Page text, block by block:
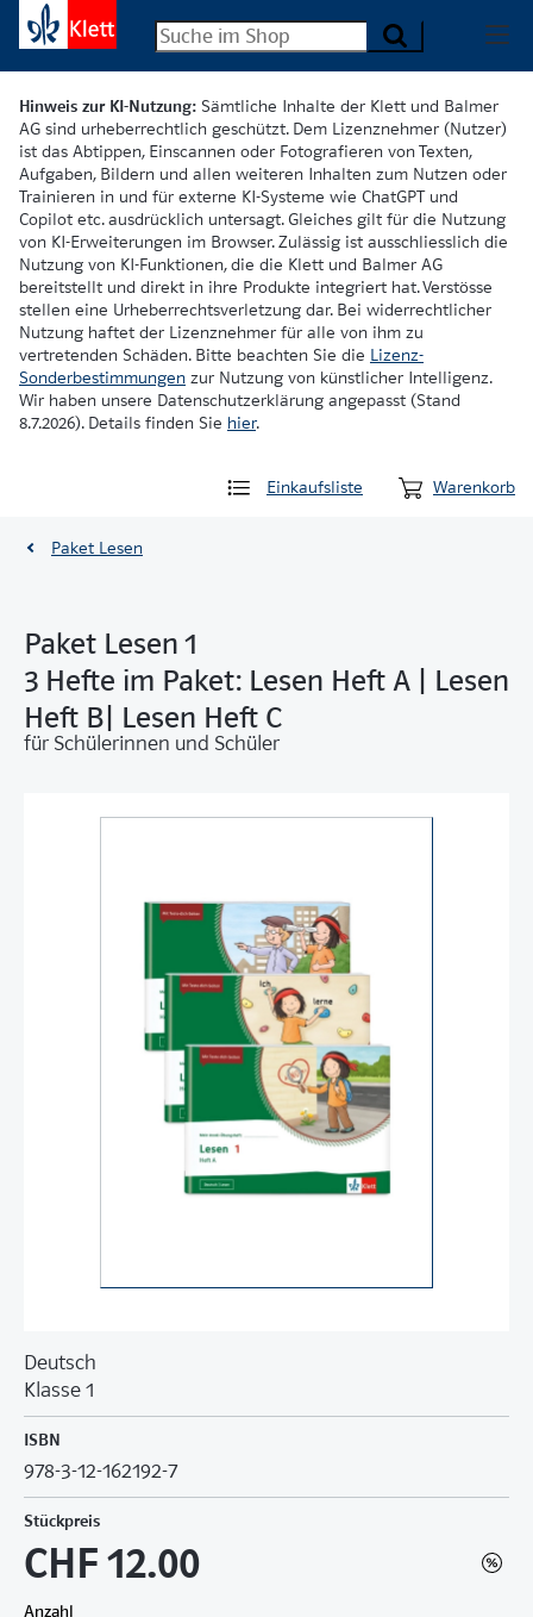
Hinweis zur KI-Nutzung: Sämtliche Inhalte der Klett und Balmer
AG sind urheberrechtlich geschützt. Dem Lizenznehmer (Nutzer)
ist das Abtippen, Einscannen oder Fotografieren von Texten,
Aufgaben, Bildern und allen weiteren Inhalten zum Nutzen oder
Trainieren in und für externe KI-Systeme wie ChatGPT und
Copilot etc. ausdrücklich untersagt. Gleiches gilt für die Nutzung
von KI-Erweiterungen im Browser. Zulässig ist ausschliesslich die
Nutzung von KI-Funktionen, die die Klett und Balmer AG
bereitstellt und direkt in ihre Produkte integriert hat. Verstösse
stellen eine Urheberrechtsverletzung dar. Bei widerrechtlicher
Nutzung haftet der Lizenznehmer für alle von ihm zu
vertretenden Schäden. Bitte beachten Sie die Lizenz-
Sonderbestimmungen zur Nutzung von künstlicher Intelligenz.
Wir haben unsere Datenschutzerklärung angepasst (Stand
8.7.2026). Details finden Sie hier.
Einkaufsliste Warenkorb
Paket Lesen
Paket Lesen 1
3 Hefte im Paket: Lesen Heft A | Lesen
Heft B| Lesen Heft C
für Schülerinnen und Schüler
Deutsch
Klasse 1
ISBN
978-3-12-162192-7
Stückpreis
CHF 12.00
Anzahl